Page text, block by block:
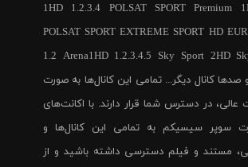
1HD 1.2.3.4 POLSAT SPORT Premium
POLSAT SPORT EXTREME SPORT HD
1.2 Arena1HD 1.2.3.4.5 Sky Sport 2HD
1.2.3.4.5.6.7.8 و صدها کانال دیگر... تمامی این کانال‌ها به صورت
عالی، در دسترس شما قرار دارند. با اکانت‌های
سوپر سیسیکم به تمامی این کانال‌ها و
مستند و فیلم دسترسی داشته باشید و از